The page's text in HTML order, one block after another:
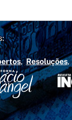
Resoluções